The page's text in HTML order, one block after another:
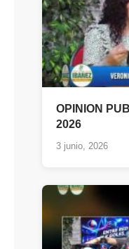
OPINION
2026
3 junio, 2026